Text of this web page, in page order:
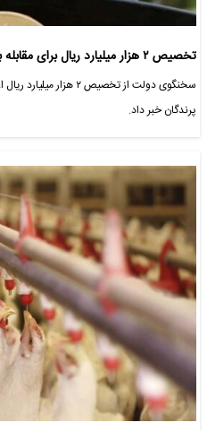
تخصیص ۲ هزار میلیارد ریال برای مقابله با شیوع بیماری‌های واگیر پرندگان
سخنگوی دولت از تخصیص ۲
پرندگان خبر داد.